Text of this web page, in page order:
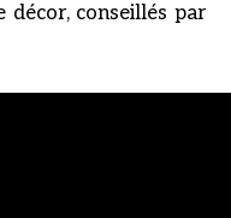
conseillés par